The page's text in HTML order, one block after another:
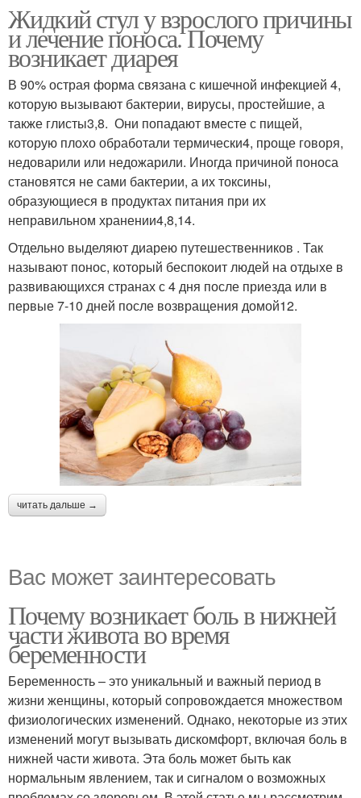
Жидкий стул у взрослого причины
и лечение поноса. Почему
возникает диарея
В 90% острая форма связана с кишечной инфекцией 4,
которую вызывают бактерии, вирусы, простейшие, а
также глисты3,8. Они попадают вместе с пищей,
которую плохо обработали термически4, проще говоря,
недоварили или недожарили. Иногда причиной поноса
становятся не сами бактерии, а их токсины,
образующиеся в продуктах питания при их
неправильном хранении4,8,14.
Отдельно выделяют диарею путешественников . Так
называют понос, который беспокоит людей на отдыхе в
развивающихся странах с 4 дня после приезда или в
первые 7-10 дней после возвращения домой12.
читать дальше →
Вас может заинтересовать
Почему возникает боль в нижней
части живота во время
беременности
Беременность – это уникальный и важный период в
жизни женщины, который сопровождается множеством
физиологических изменений. Однако, некоторые из этих
изменений могут вызывать дискомфорт, включая боль в
нижней части живота. Эта боль может быть как
нормальным явлением, так и сигналом о возможных